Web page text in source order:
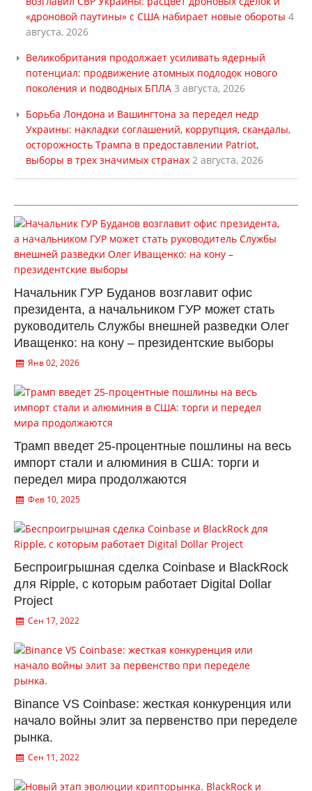
«дроновой паутины» с США набирает новые обороты 4
августа, 2026
Великобритания продолжает усиливать ядерный
потенциал: продвижение атомных подлодок нового
поколения и подводных БПЛА 3 августа, 2026
Борьба Лондона и Вашингтона за передел недр
Украины: накладки соглашений, коррупция, скандалы,
осторожность Трампа в предоставлении Patriot,
выборы в трех значимых странах 2 августа, 2026
Начальник ГУР Буданов возглавит офис
президента, а начальником ГУР может стать
руководитель Службы внешней разведки Олег
Иващенко: на кону – президентские выборы
Янв 02, 2026
Трамп введет 25-процентные пошлины на весь
импорт стали и алюминия в США: торги и
передел мира продолжаются
Фев 10, 2025
Беспроигрышная сделка Coinbase и BlackRock
для Ripple, с которым работает Digital Dollar
Project
Сен 17, 2022
Binance VS Coinbase: жесткая конкуренция или
начало войны элит за первенство при переделе
рынка.
Сен 11, 2022